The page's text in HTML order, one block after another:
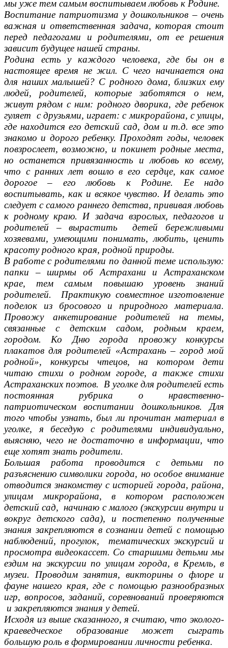
мы уже тем самым воспитываем любовь к Родине.
Воспитание патриотизма у дошкольников – очень
важная и ответственная задача, которая стоит
перед педагогами и родителями, от ее решения
зависит будущее нашей страны.
Родина есть у каждого человека, где бы он в
настоящее время не жил. С чего начинается она
для наших малышей? С родного дома, близких ему
людей, родителей, которые заботятся о нем,
живут рядом с ним: родного дворика, где ребенок
гуляет с друзьями, играет: с микрорайона, с улицы,
где находится его детский сад, дом и т.д. все это
знакомо и дорого ребенку. Проходят годы, человек
повзрослеет, возможно, и покинет родные места,
но останется привязанность и любовь ко всему,
что с ранних лет вошло в его сердце, как самое
дорогое – его любовь к Родине. Ее надо
воспитывать, как и всякое чувство. И делать это
следует с самого раннего детства, прививая любовь
к родному краю. И задача взрослых, педагогов и
родителей – вырастить детей бережливыми
хозяевами, умеющими понимать, любить, ценить
красоту родного края, родной природы.
В работе с родителями по данной теме использую:
папки – ширмы об Астрахани и Астраханском
крае, тем самым повышаю уровень знаний
родителей. Практикую совместное изготовление
поделок из бросового и природного материала.
Провожу анкетирование родителей на темы,
связанные с детским садом, родным краем,
городом. Ко Дню города провожу конкурсы
плакатов для родителей «Астрахань – город мой
родной», конкурсы чтецов, на котором дети
читаю стихи о родном городе, а также стихи
Астраханских поэтов. В уголке для родителей есть
постоянная рубрика о нравственно-
патриотическом воспитании дошкольников. Для
того чтобы узнать, был ли прочитан материал в
уголке, я беседую с родителями индивидуально,
выясняю, чего не достаточно в информации, что
еще хотят знать родители.
Большая работа проводится с детьми по
разъяснению символики города, но особое внимание
отводится знакомству с историей города, района,
улицам микрорайона, в котором расположен
детский сад, начинаю с малого (экскурсии внутри и
вокруг детского сада), и постепенно полученные
знания закрепляются в сознании детей с помощью
наблюдений, прогулок, тематических экскурсий и
просмотра видеокассет. Со старшими детьми мы
ездим на экскурсии по улицам города, в Кремль, в
музеи. Проводим занятия, викторины о флоре и
фауне нашего края, где с помощью разнообразных
игр, вопросов, заданий, соревнований проверяются
и закрепляются знания у детей.
Исходя из выше сказанного, я считаю, что эколого-
краеведческое образование может сыграть
большую роль в формировании личности ребенка.